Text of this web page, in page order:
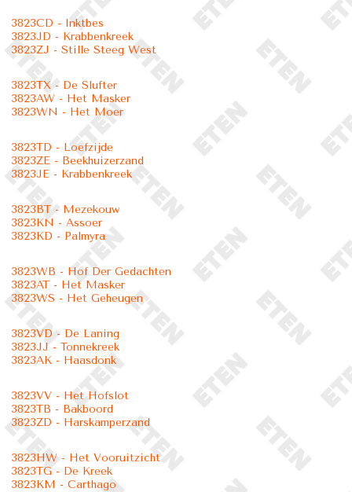
3823CD - Inktbes
3823JD - Krabbenkreek
3823ZJ - Stille Steeg West
3823TX - De Slufter
3823AW - Het Masker
3823WN - Het Moer
3823TD - Loefzijde
3823ZE - Beekhuizerzand
3823JE - Krabbenkreek
3823BT - Mezekouw
3823KN - Assoer
3823KD - Palmyra
3823WB - Hof Der Gedachten
3823AT - Het Masker
3823WS - Het Geheugen
3823VD - De Laning
3823JJ - Tonnekreek
3823AK - Haasdonk
3823VV - Het Hofslot
3823TB - Bakboord
3823ZD - Harskamperzand
3823HW - Het Vooruitzicht
3823TG - De Kreek
3823KM - Carthago